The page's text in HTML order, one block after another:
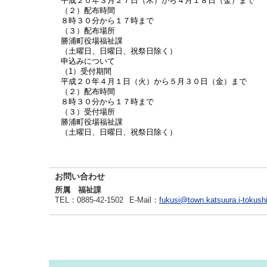
（２）配布時間
８時３０分から１７時まで
（３）配布場所
勝浦町役場福祉課
（土曜日、日曜日、祝祭日除く）
申込みについて
（1）受付期間
平成２０年４月１日（火）から５月３０日（金）まで
（２）配布時間
８時３０分から１７時まで
（３）受付場所
勝浦町役場福祉課
（土曜日、日曜日、祝祭日除く）
お問い合わせ
所属 福祉課
TEL ：0885-42-1502 E-Mail ： fukusi@town.katsuura.i-